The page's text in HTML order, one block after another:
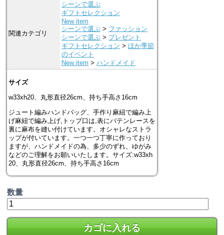
関連カテゴリ
シーンで選ぶ
ギフトセレクション
New item
シーンで選ぶ > ファッション
シーンで選ぶ > プレゼント
ギフトセレクション >ほか季節
のイベント
New item >ハンドメイド
サイズ
w33xh20、丸形直径26cm、持ち手高さ16cm
ジュート編みハンドバッグ、手作り麻紐で編み上
げ麻紐で編み上げ,トップ口は,表にバテンレースを
裏に麻布を縫い付けています。オシャレなストラ
ップが付いています。一つ一つ丁寧に作っており
ますが、ハンドメイドの為、多少のずれ、ゆがみ
などのご理解をお願いいたします。サイズ:w33xh
20、丸形直径26cm、持ち手高さ16cm
数量
カゴに入れる